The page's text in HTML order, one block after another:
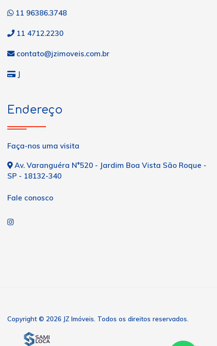
11 96386.3748
11 4712.2230
contato@jzimoveis.com.br
J
Endereço
Faça-nos uma visita
Av. Varanguéra N°520 - Jardim Boa Vista São Roque -
SP - 18132-340
Fale conosco
Copyright © 2026 JZ Imóveis. Todos os direitos reservados.